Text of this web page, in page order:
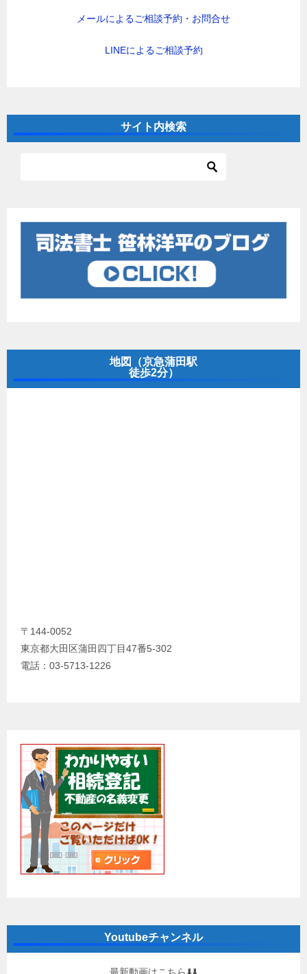
メールによるご相談予約・お問合せ
LINEによるご相談予約
サイト内検索
地図（京急蒲田駅
徒歩2分）
〒144-0052
東京都大田区蒲田四丁目47番5-302
電話：03-5713-1226
Youtubeチャンネル